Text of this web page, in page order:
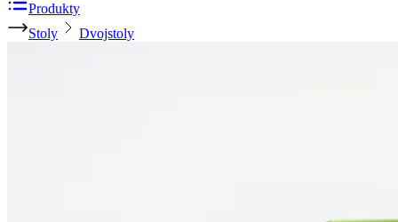
Produkty
Stoly
Dvojstoly